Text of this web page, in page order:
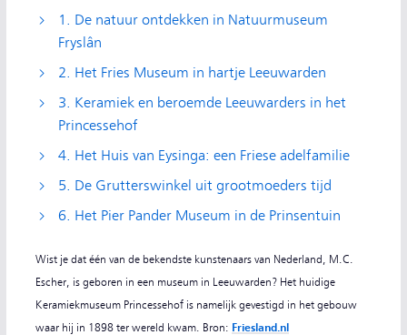
1. De natuur ontdekken in Natuurmuseum
Fryslân
2. Het Fries Museum in hartje Leeuwarden
3. Keramiek en beroemde Leeuwarders in het
Princessehof
4. Het Huis van Eysinga: een Friese adelfamilie
5. De Grutterswinkel uit grootmoeders tijd
6. Het Pier Pander Museum in de Prinsentuin
Wist je dat één van de bekendste kunstenaars van Nederland, M.C.
Escher, is geboren in een museum in Leeuwarden? Het huidige
Keramiekmuseum Princessehof is namelijk gevestigd in het gebouw
waar hij in 1898 ter wereld kwam. Bron: Friesland.nl